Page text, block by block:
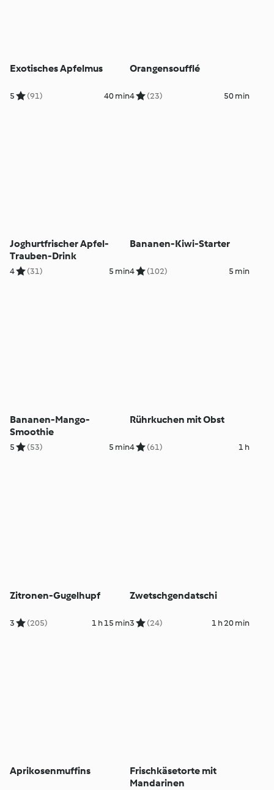
Exotisches Apfelmus
5 (91) 40 min
Orangensoufflé
4 (23) 50 min
Joghurtfrischer Apfel-
Trauben-Drink
4 (31) 5 min
Bananen-Kiwi-Starter
4 (102) 5 min
Bananen-Mango-
Smoothie
5 (53) 5 min
Rührkuchen mit Obst
4 (61) 1 h
Zitronen-Gugelhupf
3 (205) 1 h 15 min
Zwetschgendatschi
3 (24) 1 h 20 min
Aprikosenmuffins
Frischkäsetorte mit
Mandarinen